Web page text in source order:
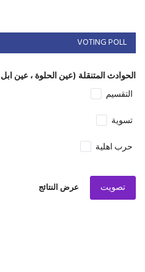
VOTING POLL
الحوادث المتنقلة (عين الحلوة ، عين
التقسيم
تسوية
حرب اهلية
تصويت عرض النتائج